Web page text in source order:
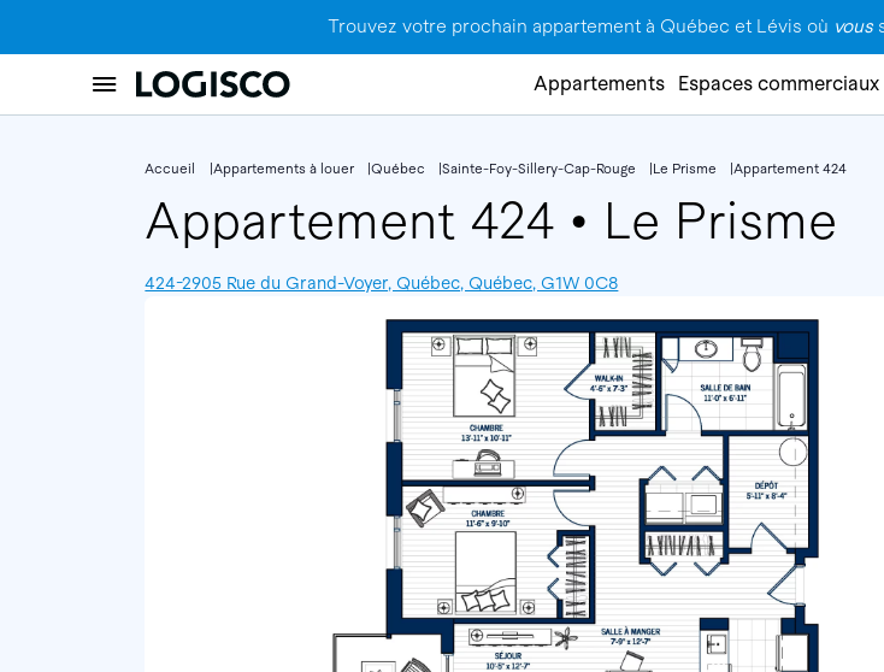
Trouvez votre prochain appartement à Québec et Lévis où vous
Appartements Espaces commerciaux
Accueil Appartements à louer Québec Sainte-Foy-Sillery-Cap-Rouge Le Prisme Appartement 424
Appartement 424 • Le Prisme
424-2905 Rue du Grand-Voyer, Québec, Québec, G1W 0C8